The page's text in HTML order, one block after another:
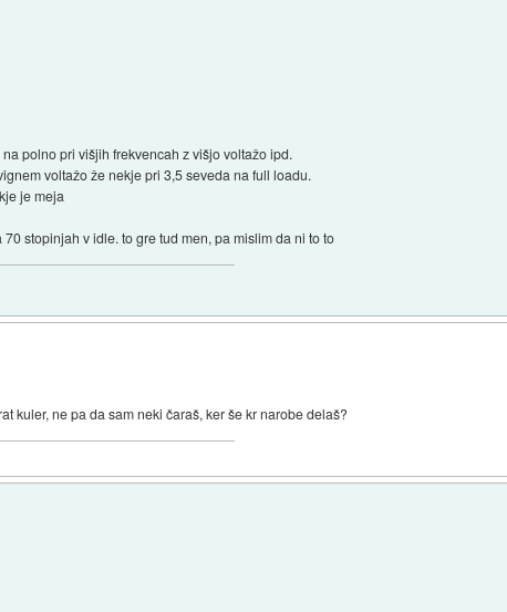
polno pri višjih frekvencah z višjo voltažo ipd.
voltažo že nekje pri 3,5 seveda na full loadu.
je meja
stopinjah v idle. to gre tud men, pa mislim da ni to to
kuler, ne pa da sam neki čaraš, ker še kr narobe delaš?